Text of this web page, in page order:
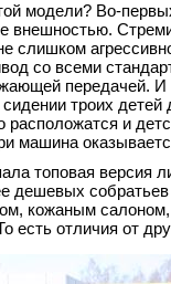
модели? Во-
внешностью.
слишком
со всеми
передачей. И
троих
расположатся и
машина
топовая версия
дешевых
кожаным
есть отличия от